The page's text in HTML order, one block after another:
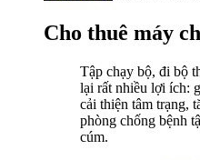
Cho thuê máy
Tập chạy bộ, đi bộ
lại rất nhiều lợi ích:
cải thiện tâm trạng,
phòng chống bệnh
cúm.